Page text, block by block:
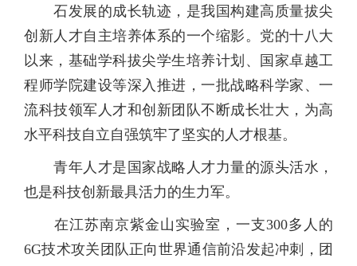
石发展的成长轨迹，是我国构建高质量拔尖
创新人才自主培养体系的一个缩影。党的十八大
以来，基础学科拔尖学生培养计划、国家卓越工
程师学院建设等深入推进，一批战略科学家、一
流科技领军人才和创新团队不断成长壮大，为高
水平科技自立自强筑牢了坚实的人才根基。
青年人才是国家战略人才力量的源头活水，
也是科技创新最具活力的生力军。
在江苏南京紫金山实验室，一支300多人的
6G技术攻关团队正向世界通信前沿发起冲刺，团